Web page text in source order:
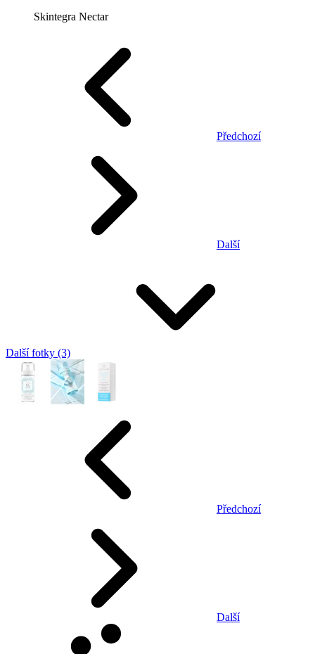
Skintegra Nectar
Předchozí
Další
Další fotky (3)
Předchozí
Další